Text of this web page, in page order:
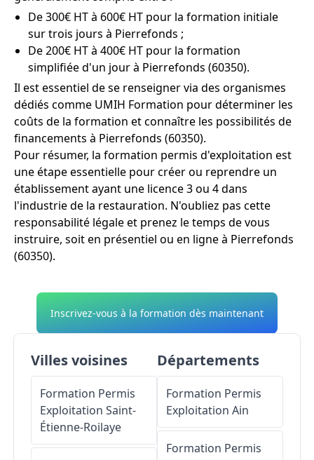
De 300€ HT à 600€ HT pour la formation initiale
sur trois jours à Pierrefonds ;
De 200€ HT à 400€ HT pour la formation
simplifiée d'un jour à Pierrefonds (60350).
Il est essentiel de se renseigner via des organismes
dédiés comme UMIH Formation pour déterminer les
coûts de la formation et connaître les possibilités de
financements à Pierrefonds (60350).
Pour résumer, la formation permis d'exploitation est
une étape essentielle pour créer ou reprendre un
établissement ayant une licence 3 ou 4 dans
l'industrie de la restauration. N'oubliez pas cette
responsabilité légale et prenez le temps de vous
instruire, soit en présentiel ou en ligne à Pierrefonds
(60350).
Inscrivez-vous à la formation dès maintenant
Villes voisines
Formation Permis
Exploitation Saint-
Étienne-Roilaye
Départements
Formation Permis
Exploitation Ain
Formation Permis